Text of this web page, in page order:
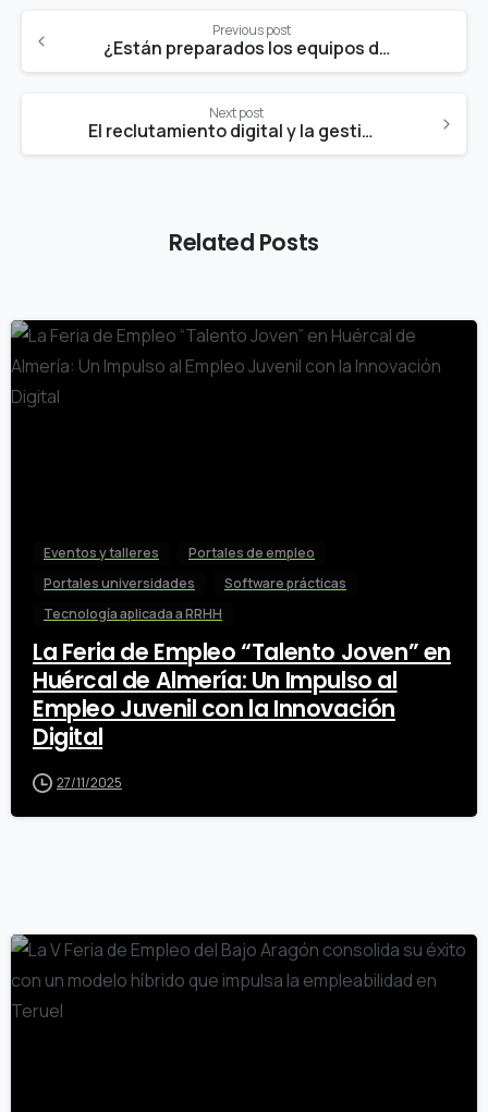
Previous post
¿Están preparados los equipos de Recursos Humanos para adaptarse y acompañar a los procesos de transformación digital en las organizaciones?
Next post
El reclutamiento digital y la gestión del talento como factor clave en el desarrollo de negocio: portales de empleo y talento
Related Posts
Eventos y talleres
Portales de empleo
Portales universidades
Software prácticas
Tecnología aplicada a RRHH
La Feria de Empleo “Talento Joven” en
Huércal de Almería: Un Impulso al
Empleo Juvenil con la Innovación
Digital
27/11/2025